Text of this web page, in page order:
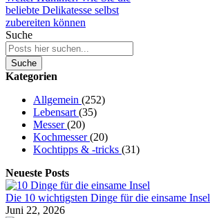
beliebte Delikatesse selbst
zubereiten können
Suche
Suche
Kategorien
Allgemein (252)
Lebensart (35)
Messer(20)
Kochmesser(20)
Kochtipps & -tricks (31)
Neueste Posts
Die 10 wichtigsten Dinge für die einsame Insel
Juni 22, 2026